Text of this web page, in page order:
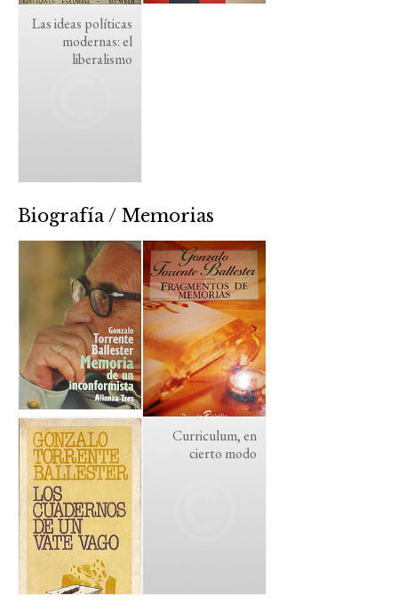
Las ideas políticas
modernas: el
liberalismo
Biografía / Memorias
Curriculum, en
cierto modo